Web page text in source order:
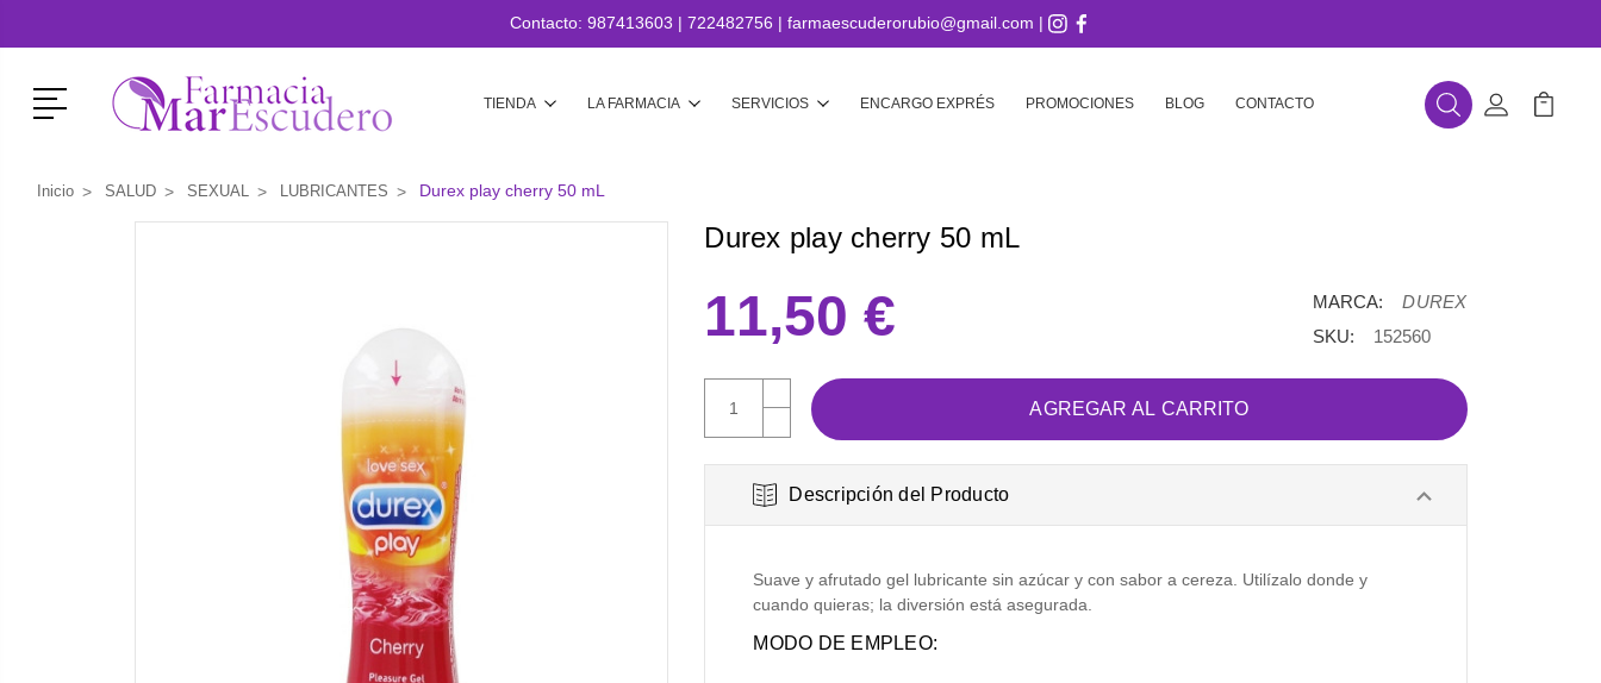
Contacto: 987413603 | 722482756 | farmaescuderorubio@gmail.com |
Menú TIENDA LA FARMACIA SERVICIOS ENCARGO EXPRÉS PROMOCIONES BLOG CONTACTO BuscarMi Cuenta
Mi
Inicio SALUD SEXUAL LUBRICANTES Durex play cherry 50 mL
Durex play cherry 50 mL
11,50 €
AUMENTAR
CANTIDAD:
DISMINUIR
CANTIDAD:
MARCA:
DUREX
SKU:
152560
Descripción del Producto
Suave y afrutado gel lubricante sin azúcar y con sabor a cereza. Utilízalo donde y
cuando quieras; la diversión está asegurada.
MODO DE EMPLEO: